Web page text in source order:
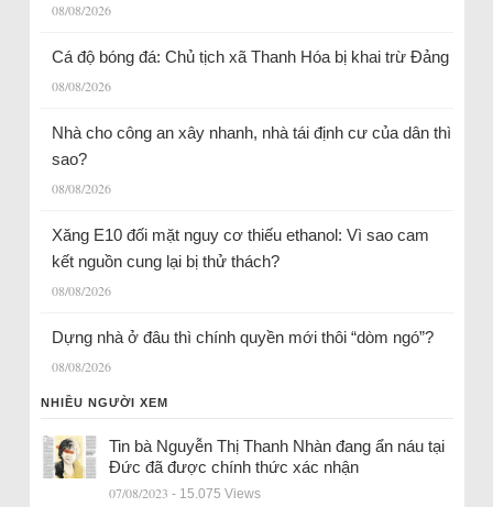
08/08/2026
Cá độ bóng đá: Chủ tịch xã Thanh Hóa bị khai trừ Đảng
08/08/2026
Nhà cho công an xây nhanh, nhà tái định cư của dân thì
sao?
08/08/2026
Xăng E10 đối mặt nguy cơ thiếu ethanol: Vì sao cam
kết nguồn cung lại bị thử thách?
08/08/2026
Dựng nhà ở đâu thì chính quyền mới thôi “dòm ngó”?
08/08/2026
NHIỀU NGƯỜI XEM
Tin bà Nguyễn Thị Thanh Nhàn đang ẩn náu tại
Đức đã được chính thức xác nhận
07/08/2023 - 15.075 Views